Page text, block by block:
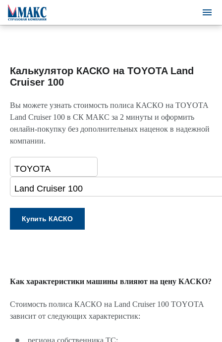
Калькулятор КАСКО на TOYOTA Land
Cruiser 100
Вы можете узнать стоимость полиса КАСКО на TOYOTA
Land Cruiser 100 в СК МАКС за 2 минуты и оформить
онлайн-покупку без дополнительных наценок в надежной
компании.
Как характеристики машины влияют на цену КАСКО?
Стоимость полиса КАСКО на Land Cruiser 100 TOYOTA
зависит от следующих характеристик:
региона собственника ТС;